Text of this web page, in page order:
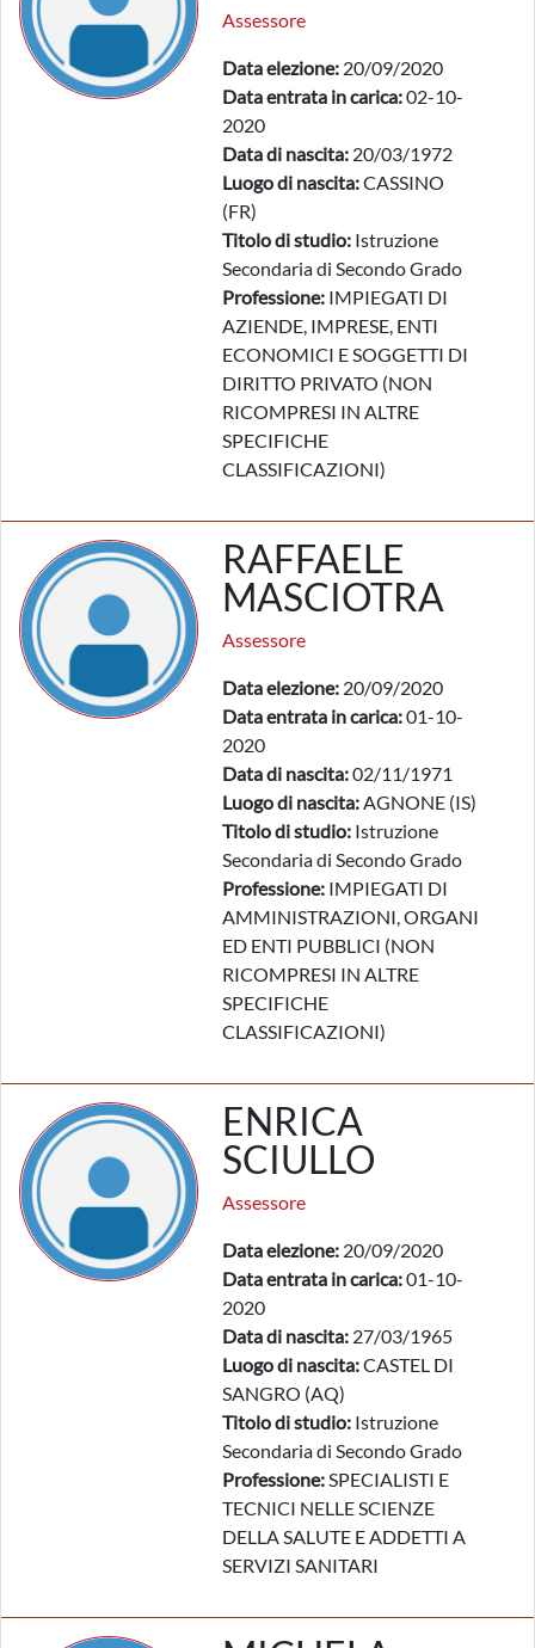
Assessore
Data elezione: 20/09/2020
Data entrata in carica:02-10-
2020
Data di nascita: 20/03/1972
Luogo di nascita:CASSINO
(FR)
Titolo di studio: Istruzione
Secondaria di Secondo Grado
Professione: IMPIEGATI DI
AZIENDE, IMPRESE, ENTI
ECONOMICI E SOGGETTI DI
DIRITTO PRIVATO (NON
RICOMPRESI IN ALTRE
SPECIFICHE
CLASSIFICAZIONI)
RAFFAELE
MASCIOTRA
Assessore
Data elezione: 20/09/2020
Data entrata in carica:01-10-
2020
Data di nascita:02/11/1971
Luogo di nascita:AGNONE (IS)
Titolo di studio: Istruzione
Secondaria di Secondo Grado
Professione: IMPIEGATI DI
AMMINISTRAZIONI, ORGANI
ED ENTI PUBBLICI (NON
RICOMPRESI IN ALTRE
SPECIFICHE
CLASSIFICAZIONI)
ENRICA
SCIULLO
Assessore
Data elezione: 20/09/2020
Data entrata in carica:01-10-
2020
Data di nascita: 27/03/1965
Luogo di nascita:CASTEL DI
SANGRO (AQ)
Titolo di studio: Istruzione
Secondaria di Secondo Grado
Professione:SPECIALISTI E
TECNICI NELLE SCIENZE
DELLA SALUTE E ADDETTI A
SERVIZI SANITARI